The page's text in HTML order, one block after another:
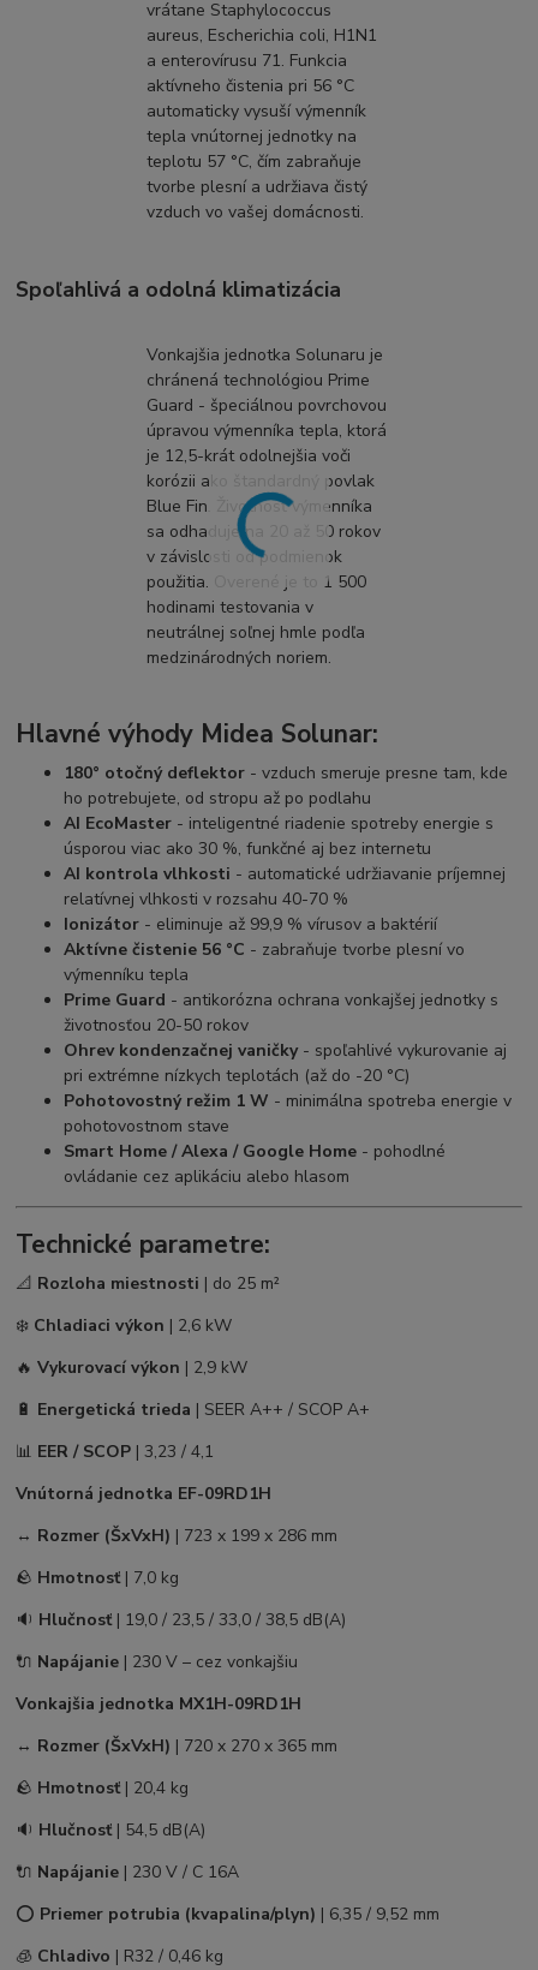
vrátane Staphylococcus
aureus, Escherichia coli, H1N1
a enterovírusu 71. Funkcia
aktívneho čistenia pri 56 °C
automaticky vysuší výmenník
tepla vnútornej jednotky na
teplotu 57 °C, čím zabraňuje
tvorbe plesní a udržiava čistý
vzduch vo vašej domácnosti.
Spoľahlivá a odolná klimatizácia
Vonkajšia jednotka Solunaru je
chránená technológiou Prime
Guard - špeciálnou povrchovou
úpravou výmenníka tepla, ktorá
je 12,5-krát odolnejšia voči
korózii ako štandardný povlak
Blue Fin. Životnosť výmenníka
sa odhaduje na 20 až 50 rokov
v závislosti od podmienok
použitia. Overené je to 1 500
hodinami testovania v
neutrálnej soľnej hmle podľa
medzinárodných noriem.
Hlavné výhody Midea Solunar:
180° otočný deflektor - vzduch smeruje presne tam, kde
ho potrebujete, od stropu až po podlahu
AI EcoMaster - inteligentné riadenie spotreby energie s
úsporou viac ako 30 %, funkčné aj bez internetu
AI kontrola vlhkosti - automatické udržiavanie príjemnej
relatívnej vlhkosti v rozsahu 40-70 %
Ionizátor - eliminuje až 99,9 % vírusov a baktérií
Aktívne čistenie 56 °C - zabraňuje tvorbe plesní vo
výmenníku tepla
Prime Guard - antikorózna ochrana vonkajšej jednotky s
životnosťou 20-50 rokov
Ohrev kondenzačnej vaničky- spoľahlivé vykurovanie aj
pri extrémne nízkych teplotách (až do -20 °C)
Pohotovostný režim 1 W - minimálna spotreba energie v
pohotovostnom stave
Smart Home / Alexa / Google Home - pohodlné
ovládanie cez aplikáciu alebo hlasom
Technické parametre:
📐 Rozloha miestnosti | do 25 m²
❄️ Chladiaci výkon | 2,6 kW
🔥Vykurovací výkon | 2,9 kW
🔋 Energetická trieda | SEER A++ / SCOP A+
📊 EER / SCOP | 3,23 / 4,1
Vnútorná jednotka EF-09RD1H
↔️ Rozmer (ŠxVxH) | 723 x 199 x 286 mm
🪨 Hmotnosť| 7,0 kg
🔉 Hlučnosť| 19,0 / 23,5 / 33,0 / 38,5 dB(A)
🔌 Napájanie | 230 V – cez vonkajšiu
Vonkajšia jednotka MX1H-09RD1H
↔️ Rozmer (ŠxVxH) | 720 x 270 x 365 mm
🪨 Hmotnosť| 20,4 kg
🔉 Hlučnosť| 54,5 dB(A)
🔌 Napájanie | 230 V / C 16A
⭕ Priemer potrubia (kvapalina/plyn) | 6,35 / 9,52 mm
🧊 Chladivo | R32 / 0,46 kg